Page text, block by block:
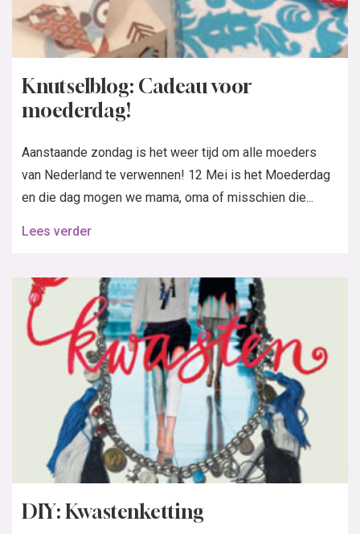
Knutselblog: Cadeau voor
moederdag!
Aanstaande zondag is het weer tijd om alle moeders
van Nederland te verwennen! 12 Mei is het Moederdag
en die dag mogen we mama, oma of misschien die...
Lees verder
DIY: Kwastenketting